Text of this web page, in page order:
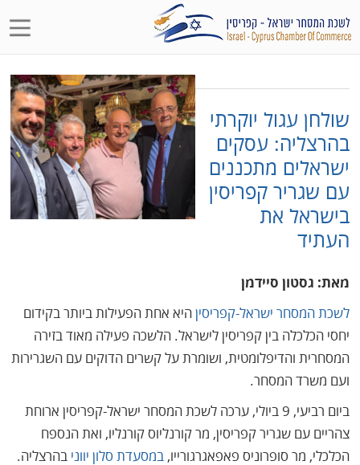
שולחן עגול יוקרתי
בהרצליה: עסקים
ישראלים מתכננים
עם שגריר קפריסין
בישראל את
העתיד
מאת: גסטון סיידמן
לשכת המסחר ישראל-קפריסיןהיא אחת הפעילות ביותר בקידום
יחסי הכלכלה בין קפריסין לישראל. הלשכה פעילה מאוד בזירה
המסחרית והדיפלומטית, ושומרת על קשרים הדוקים עם השגרירות
ועם משרד המסחר.
ביום רביעי, 9 ביולי, ערכה לשכת המסחר ישראל-קפריסין ארוחת
צהריים עם שגריר קפריסין, מר קורנליוס קורנליו, ואת הנספח
הכלכלי, מר סופרוניס פאפאגרגורייו,במסעדת סלון יווני בהרצליה.